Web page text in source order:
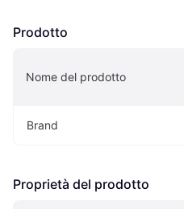
Prodotto
Nome del prodotto
Brand
Proprietà del prodotto